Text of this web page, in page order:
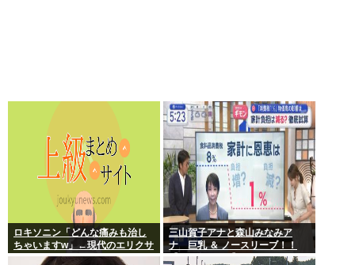
ロキソニン「どんな痛みも治し
ちゃいますw」←現代のエリクサ
ーやろ…
三山賀子アナと森山みなみア
ナ 巨乳 ＆ ノースリーブ！！
【GIF動画あり】